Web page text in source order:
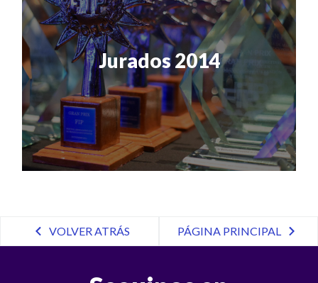
Jurados 2014
VOLVER ATRÁS PÁGINA PRINCIPAL